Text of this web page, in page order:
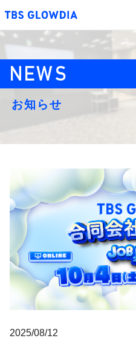
chevron_right会社概要
お知らせ
2025/08/12